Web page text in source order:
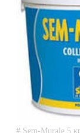
# Sem-Murale 5